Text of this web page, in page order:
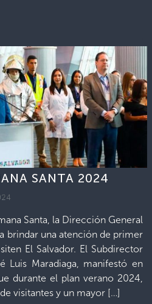
SANTA 2024
Santa, la Dirección General
brindar una atención de primer
El Salvador. El Subdirector
Luis Maradiaga, manifestó en
durante el plan verano 2024,
visitantes y un mayor […]